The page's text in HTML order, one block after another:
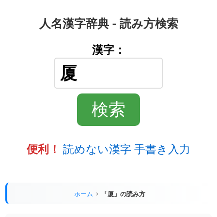
人名漢字辞典 - 読み方検索
漢字：
便利！ 読めない漢字 手書き入力
ホーム 「厦」の読み方